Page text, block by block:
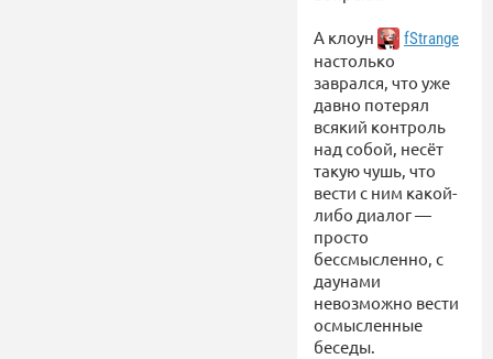
А клоун fStrange
настолько
заврался, что уже
давно потерял
всякий контроль
над собой, несёт
такую чушь, что
вести с ним какой-
либо диалог —
просто
бессмысленно, с
даунами
невозможно вести
осмысленные
беседы.